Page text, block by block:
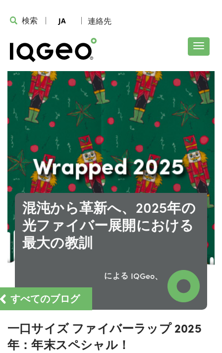
検索 JA 連絡先
すべてのブログ
混沌から革新へ、2025年の
光ファイバー展開における
最大の教訓
による IQGeo、
一口サイズ ファイバーラップ 2025
年：年末スペシャル！